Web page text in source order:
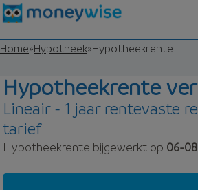
Home»Hypotheek»Hypotheekrente
Hypotheekrente
Lineair - 1 jaar rentevaste
tarief
Hypotheekrente bijgewerkt op 06-